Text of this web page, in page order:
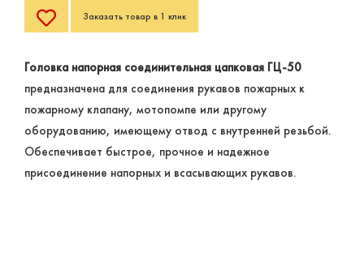
Заказать товар в 1 клик
Головка напорная соединительная цапковая ГЦ-50
предназначена для соединения рукавов пожарных к
пожарному клапану, мотопомпе или другому
оборудованию, имеющему отвод с внутренней резьбой.
Обеспечивает быстрое, прочное и надежное
присоединение напорных и всасывающих рукавов.